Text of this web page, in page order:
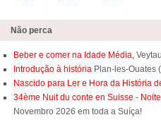
Não perca
Beber e comer na Idade Média,
Introdução à história Plan-les-Ouates
Nascido para Ler e Hora da História
34ème Nuit du conte en Suisse -
Novembro 2026 em toda a Suíça!